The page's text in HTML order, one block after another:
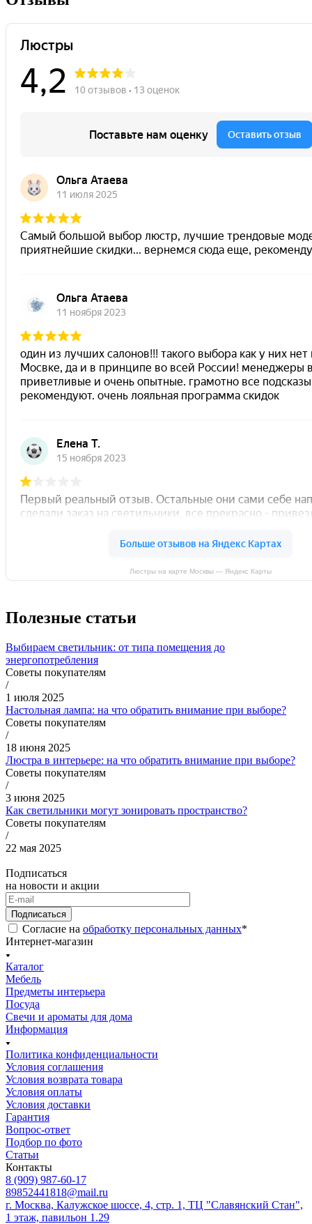
Люстры на карте Москвы — Яндекс Карты
Полезные статьи
Выбираем светильник: от типа помещения до
энергопотребления
Советы покупателям
/
1 июля 2025
Настольная лампа: на что обратить внимание при выборе?
Советы покупателям
/
18 июня 2025
Люстра в интерьере: на что обратить внимание при выборе?
Советы покупателям
/
3 июня 2025
Как светильники могут зонировать пространство?
Советы покупателям
/
22 мая 2025
Подписаться
на новости и акции
Подписаться
Согласие на обработку персональных данных*
Интернет-магазин
Каталог
Мебель
Предметы интерьера
Посуда
Свечи и ароматы для дома
Информация
Политика конфиденциальности
Условия соглашения
Условия возврата товара
Условия оплаты
Условия доставки
Гарантия
Вопрос-ответ
Подбор по фото
Статьи
Контакты
8 (909) 987-60-17
89852441818@mail.ru
г. Москва, Калужское шоссе, 4, стр. 1, ТЦ "Славянский Стан",
1 этаж, павильон 1.29